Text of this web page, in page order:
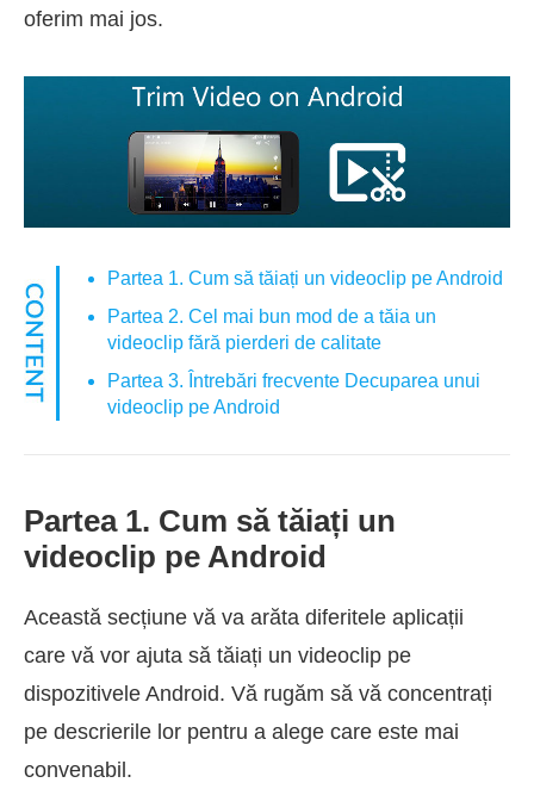
oferim mai jos.
Partea 1. Cum să tăiați un videoclip pe Android
Partea 2. Cel mai bun mod de a tăia un
videoclip fără pierderi de calitate
Partea 3. Întrebări frecvente Decuparea unui
videoclip pe Android
Partea 1. Cum să tăiați un
videoclip pe Android
Această secțiune vă va arăta diferitele aplicații
care vă vor ajuta să tăiați un videoclip pe
dispozitivele Android. Vă rugăm să vă concentrați
pe descrierile lor pentru a alege care este mai
convenabil.